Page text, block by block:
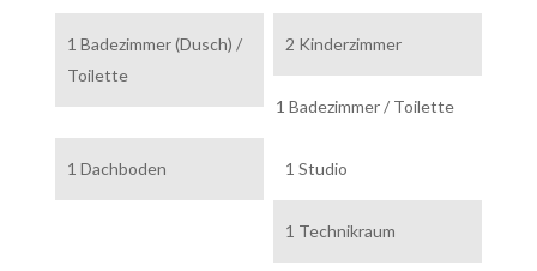
1 Badezimmer (Dusch) /
Toilette
2 Kinderzimmer
1 Badezimmer / Toilette
1 Studio
1 Dachboden
1 Technikraum